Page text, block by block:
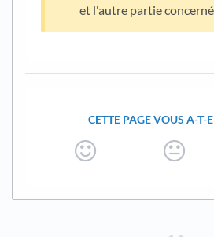
et l'autre partie
CETTE PAGE VOUS A-T-